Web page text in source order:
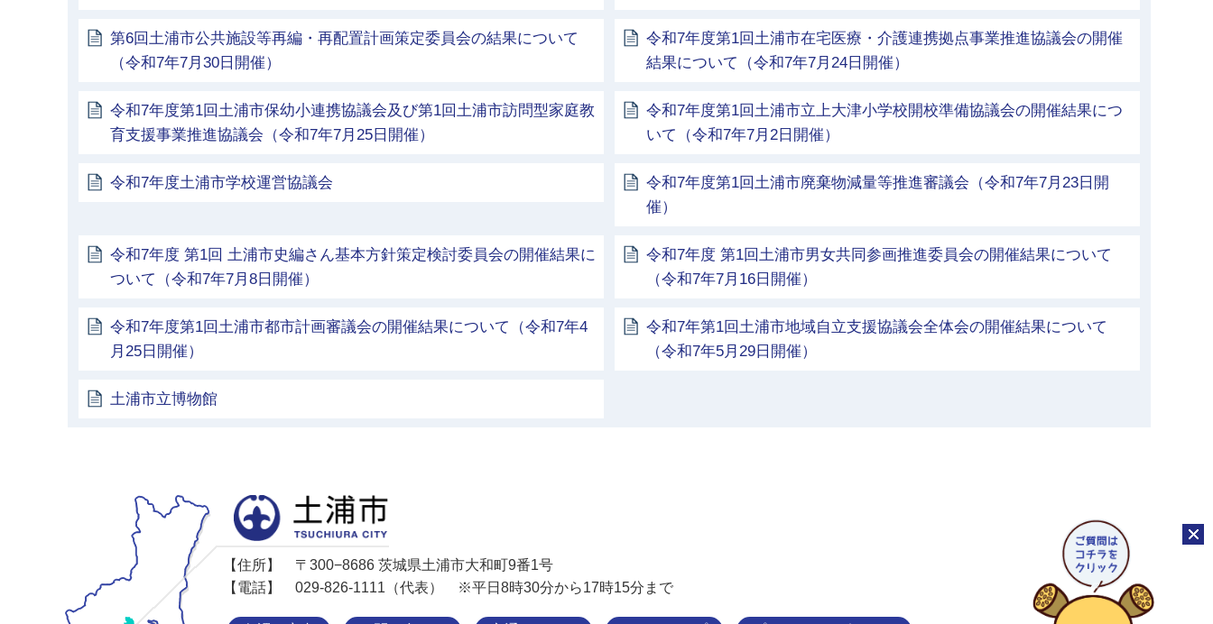
第6回土浦市公共施設等再編・再配置計画策定委員会の結果について
（令和7年7月30日開催）
令和7年度第1回土浦市在宅医療・介護連携拠点事業推進協議会の開催
結果について（令和7年7月24日開催）
令和7年度第1回土浦市保幼小連携協議会及び第1回土浦市訪問型家庭教
育支援事業推進協議会（令和7年7月25日開催）
令和7年度第1回土浦市立上大津小学校開校準備協議会の開催結果につ
いて（令和7年7月2日開催）
令和7年度土浦市学校運営協議会
令和7年度第1回土浦市廃棄物減量等推進審議会（令和7年7月23日開
催）
令和7年度 第1回 土浦市史編さん基本方針策定検討委員会の開催結果に
ついて（令和7年7月8日開催）
令和7年度 第1回土浦市男女共同参画推進委員会の開催結果について
（令和7年7月16日開催）
令和7年度第1回土浦市都市計画審議会の開催結果について（令和7年4
月25日開催）
令和7年第1回土浦市地域自立支援協議会全体会の開催結果について
（令和7年5月29日開催）
土浦市立博物館
【住所】
〒300−8686 茨城県土浦市大和町9番1号
【電話】
029-826-1111（代表） ※平日8時30分から17時15分まで
チャ